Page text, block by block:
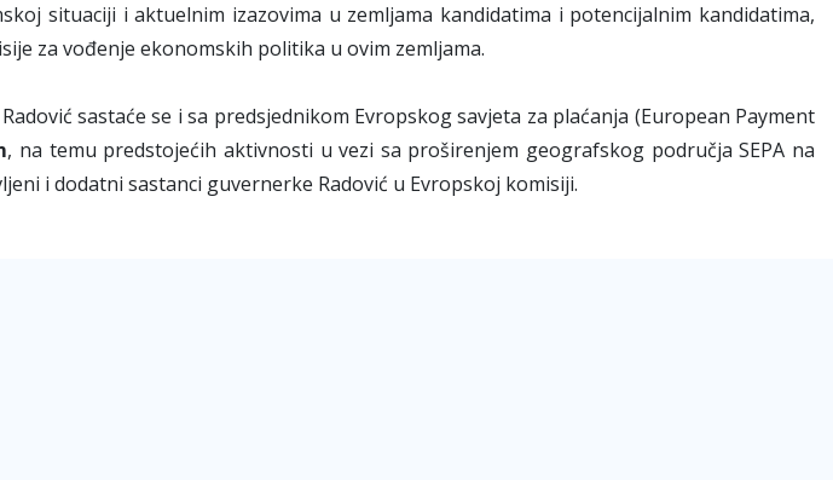
situaciji i aktuelnim izazovima u zemljama kandidatima i potencijalnim kandidatima,
za vođenje ekonomskih politika u ovim zemljama.
sastaće se i sa predsjednikom Evropskog savjeta za plaćanja (European Payment
, na temu predstojećih aktivnosti u vezi sa proširenjem geografskog područja SEPA na
i dodatni sastanci guvernerke Radović u Evropskoj komisiji.